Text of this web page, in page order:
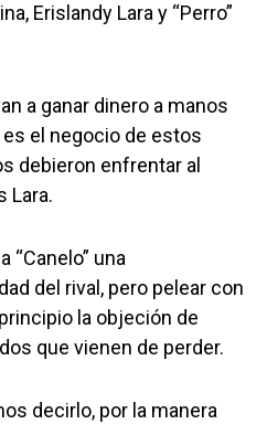
Erislandy Lara y “Perro”
a ganar dinero a manos
el negocio de estos
debieron enfrentar al
Lara.
“Canelo” una
del rival, pero pelear con
la objeción de
que vienen de perder.
decirlo, por la manera